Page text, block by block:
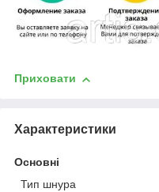
Приховати
Характеристики
Основні
Тип шнура